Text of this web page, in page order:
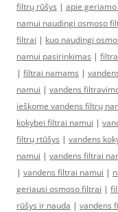
filtrų rūšys | apie
namui naudingi osmoso
filtrai | kuo naudingi
namui pasirinkimas |
| filtrai namams |
namui | vandens
ieškome vandens filtrų
kokybei filtrai namui |
filtrų rtūšys | vandens
namui | vandens filtrai
| vandens filtrai namui |
geriausi osmoso filtrai |
rūšys ir nauda | vandens